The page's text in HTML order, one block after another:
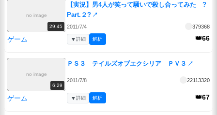
no image
29:45
【実況】男4人が笑って騒いで殺し合ってみた ?
Part.２? ↗
2011/7/4 379368
ゲーム 👑66
▼詳細 解析
no image
6:29
ＰＳ３ テイルズオブエクシリア ＰＶ３ ↗
2011/7/8 22113320
ゲーム 👑67
▼詳細 解析